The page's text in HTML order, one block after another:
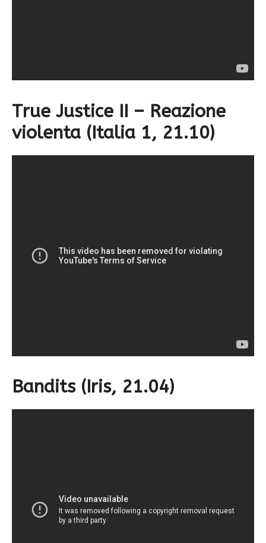
True Justice II – Reazione
violenta (Italia 1, 21.10)
Bandits (Iris, 21.04)